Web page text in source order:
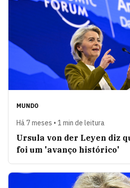
MUNDO
Há 7 meses • 1 min de leitura
Ursula von der Leyen diz
foi um 'avanço histórico'